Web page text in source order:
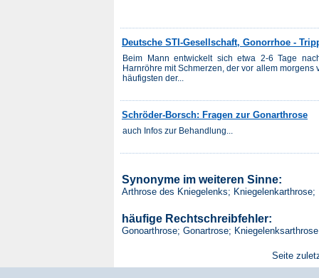
Deutsche STI-Gesellschaft, Gonorrhoe -
Beim Mann entwickelt sich etwa 2-6 Tage
Harnröhre mit Schmerzen, der vor allem
häufigsten der...
Schröder-Borsch: Fragen zur Gonarthrose
auch Infos zur Behandlung...
Synonyme im weiteren Sinne:
Arthrose des Kniegelenks; Kniegelenkarthrose;
häufige Rechtschreibfehler:
Gonoarthrose; Gonartrose;
Seite